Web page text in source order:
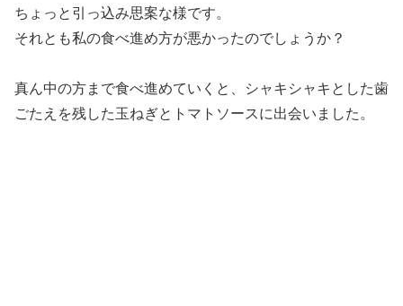
ちょっと引っ込み思案な様です。
それとも私の食べ進め方が悪かったのでしょうか？
真ん中の方まで食べ進めていくと、シャキシャキとした歯
ごたえを残した玉ねぎとトマトソースに出会いました。